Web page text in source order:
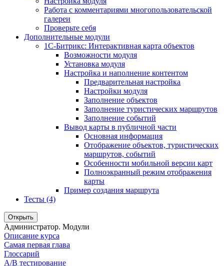
Работа с комментариями многопользовательской
галереи
Проверьте себя
Дополнительные модули
1С-Битрикс: Интерактивная карта объектов
Возможности модуля
Установка модуля
Настройка и наполнение контентом
Предварительная настройка
Настройки модуля
Заполнение объектов
Заполнение туристических маршрутов
Заполнение событий
Вывод карты в публичной части
Основная информация
Отображение объектов, туристических
маршрутов, событий
Особенности мобильной версии карт
Полноэкранный режим отображения
карты
Пример создания маршрута
Тесты (4)
Открыть
Администратор. Модули
Описание курса
Самая первая глава
Глоссарий
A/B тестирование